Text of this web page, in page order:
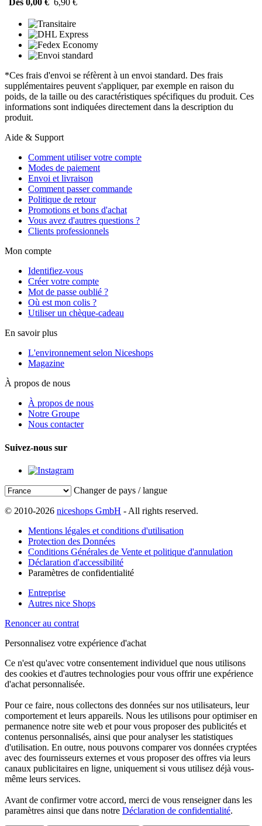
Dès 0,00 € 6,90 €
*Ces frais d'envoi se réfèrent à un envoi standard. Des frais
supplémentaires peuvent s'appliquer, par exemple en raison du
poids, de la taille ou des caractéristiques spécifiques du produit. Ces
informations sont indiquées directement dans la description du
produit.
Aide & Support
Comment utiliser votre compte
Modes de paiement
Envoi et livraison
Comment passer commande
Politique de retour
Promotions et bons d'achat
Vous avez d'autres questions ?
Clients professionnels
Mon compte
Identifiez-vous
Créer votre compte
Mot de passe oublié ?
Où est mon colis ?
Utiliser un chèque-cadeau
En savoir plus
L'environnement selon Niceshops
Magazine
À propos de nous
À propos de nous
Notre Groupe
Nous contacter
Suivez-nous sur
Changer de pays / langue
© 2010-2026 niceshops GmbH - All rights reserved.
Mentions légales et conditions d'utilisation
Protection des Données
Conditions Générales de Vente et politique d'annulation
Déclaration d'accessibilité
Paramètres de confidentialité
Entreprise
Autres nice Shops
Renoncer au contrat
Personnalisez votre expérience d'achat
Ce n'est qu'avec votre consentement individuel que nous utilisons
des cookies et d'autres technologies pour vous offrir une expérience
d'achat personnalisée.
Pour ce faire, nous collectons des données sur nos utilisateurs, leur
comportement et leurs appareils. Nous les utilisons pour optimiser en
permanence notre site web et pour vous proposer des publicités et
contenus personnalisés, ainsi que pour analyser les statistiques
d'utilisation. En outre, nous pouvons comparer vos données cryptées
avec des fournisseurs externes et vous proposer des offres via leurs
canaux publicitaires en ligne, uniquement si vous utilisez déjà vous-
même leurs services.
Avant de confirmer votre accord, merci de vous renseigner dans les
paramètres ainsi que dans notre Déclaration de confidentialité.